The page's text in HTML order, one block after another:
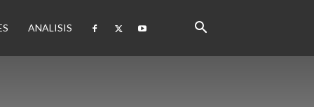
ANALISIS